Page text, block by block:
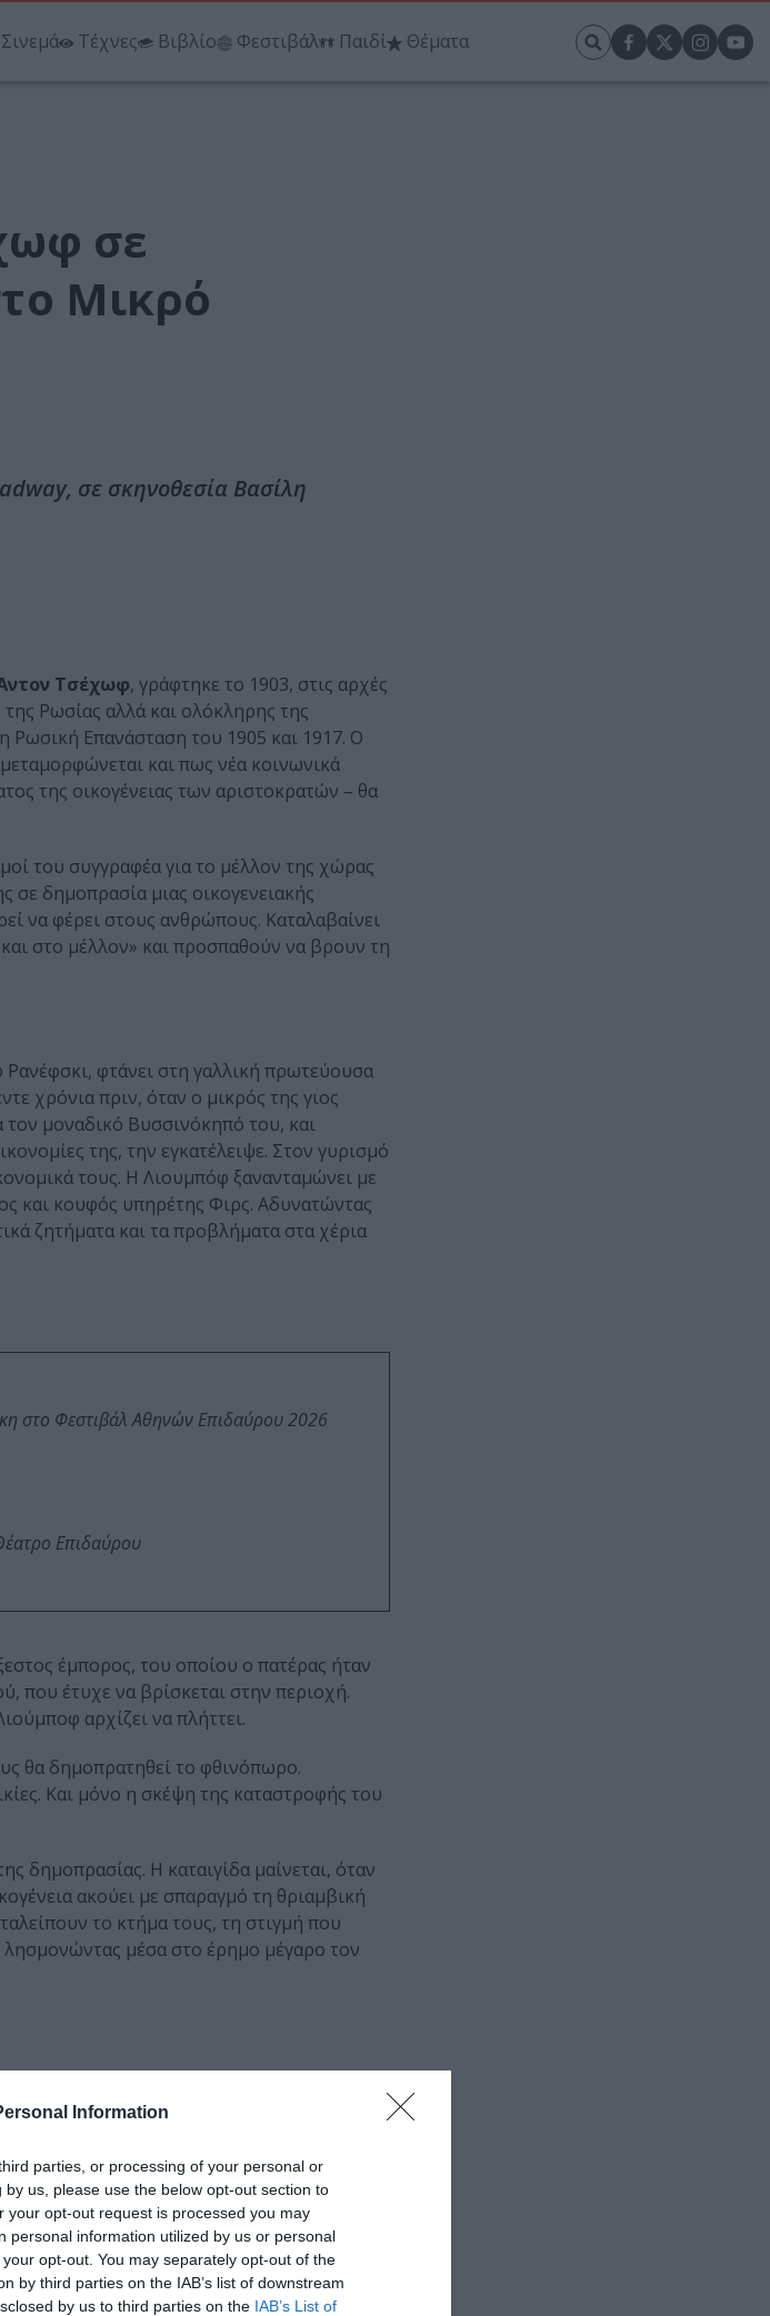
Information
parties, or processing of your personal or
us, please use the below opt-out section to
opt-out request is processed you may
personal information utilized by us or personal
opt-out. You may separately opt-out of the
by third parties on the IAB’s list of downstream
by us to third parties on the IAB’s List of
Σινεμά Τέχνες Βιβλίο Φεστιβάλ Παιδί Θέματα
σε
Μικρό
σε σκηνοθεσία Βασίλη
Τσέχωφ, γράφτηκε το 1903, στις αρχές
Ρωσίας αλλά και ολόκληρης της
Ρωσική Επανάσταση του 1905 και 1917. Ο
και πως νέα κοινωνικά
της οικογένειας των αριστοκρατών – θα
του συγγραφέα για το μέλλον της χώρας
σε δημοπρασία μιας οικογενειακής
να φέρει στους ανθρώπους. Καταλαβαίνει
στο μέλλον» και προσπαθούν να βρουν τη
φτάνει στη γαλλική πρωτεύουσα
χρόνια πριν, όταν ο μικρός της γιος
τον μοναδικό Βυσσινόκηπό του, και
της, την εγκατέλειψε. Στον γυρισμό
τους. Η Λιουμπόφ ξανανταμώνει με
και κουφός υπηρέτης Φιρς. Αδυνατώντας
ζητήματα και τα προβλήματα στα χέρια
στο Φεστιβάλ Αθηνών Επιδαύρου 2026
Επιδαύρου
έμπορος, του οποίου ο πατέρας ήταν
που έτυχε να βρίσκεται στην περιοχή.
αρχίζει να πλήττει.
θα δημοπρατηθεί το φθινόπωρο.
Και μόνο η σκέψη της καταστροφής του
δημοπρασίας. Η καταιγίδα μαίνεται, όταν
ακούει με σπαραγμό τη θριαμβική
το κτήμα τους, τη στιγμή που
λησμονώντας μέσα στο έρημο μέγαρο τον